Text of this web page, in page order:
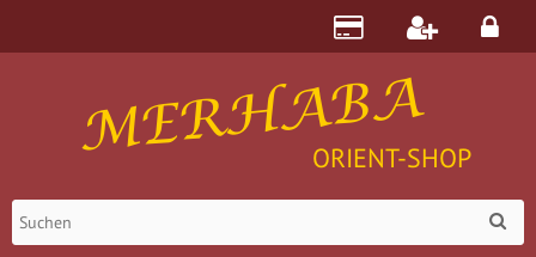
MERHABA
ORIENT-SHOP